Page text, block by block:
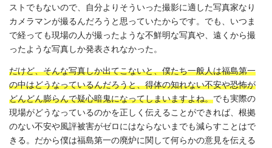
ストでもないので、自分よりそういった撮影に適した写真家なり
カメラマンが撮るんだろうと思っていたからです。でも、いつま
で経っても現場の人が撮ったような不鮮明な写真や、遠くから撮
ったような写真しか発表されなかった。
だけど、そんな写真しか出てこないと、僕たち一般人は福島第一
の中はどうなっているんだろうと、得体の知れない不安や恐怖が
どんどん膨らんで疑心暗鬼になってしまいますよね。でも実際の
現場がどうなっているのかを正しく伝えることができれば、根拠
のない不安や風評被害がゼロにはならないまでも減らすことはで
きる。だから僕は福島第一の廃炉に関して何らかの意見を伝える